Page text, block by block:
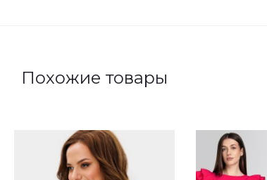
Похожие товары